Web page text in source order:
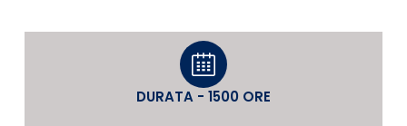
DURATA - 1500 ORE